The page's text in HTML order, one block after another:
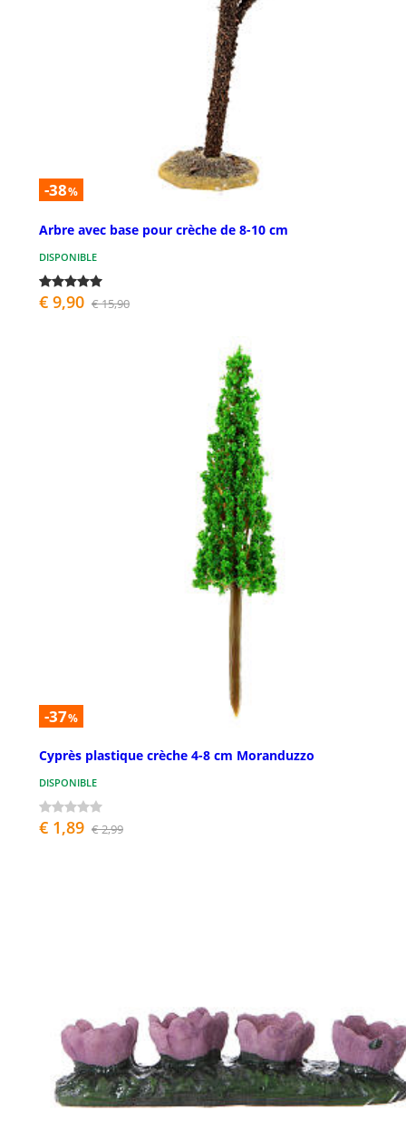
-38%
Arbre avec base pour crèche de 8-10 cm
DISPONIBLE
€ 9,90 € 15,90
-37%
Cyprès plastique crèche 4-8 cm Moranduzzo
DISPONIBLE
€ 1,89 € 2,99